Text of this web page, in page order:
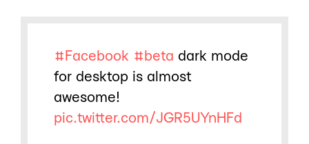
#Facebook #beta dark mode
for desktop is almost
awesome!
pic.twitter.com/JGR5UYnHFd